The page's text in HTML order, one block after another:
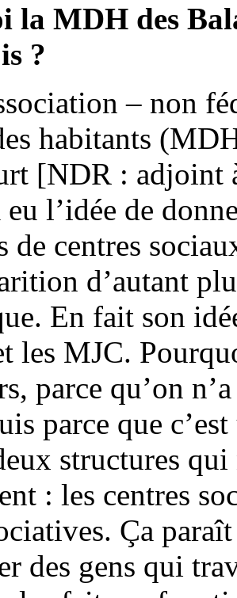
la MDH des
?
– non
habitants
[NDR : adjoint
l’idée de
de centres
d’autant
En fait son
les MJC.
parce qu’on
parce que
structures
: les centres
Ça
des gens qui